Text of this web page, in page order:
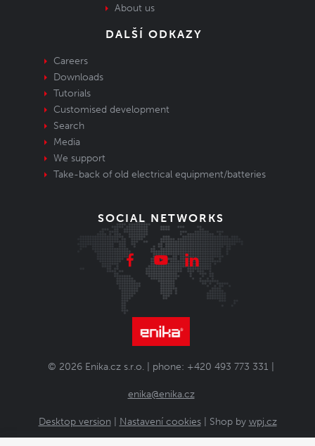
About us
DALŠÍ ODKAZY
Careers
Downloads
Tutorials
Customised development
Search
Media
We support
Take-back of old electrical equipment/batteries
SOCIAL NETWORKS
© 2026 Enika.cz s.r.o. | phone: +420 493 773 331 |
enika@enika.cz
Desktop version Nastavení cookies| Shop by wpj.cz